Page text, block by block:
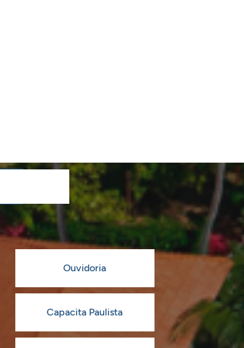
Ouvidoria
Capacita Paulista